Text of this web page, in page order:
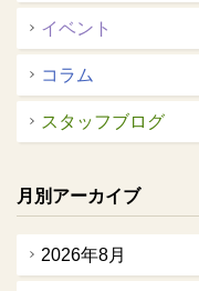
イベント
コラム
スタッフブログ
月別アーカイブ
2026年8月